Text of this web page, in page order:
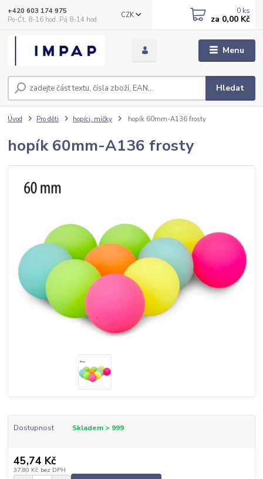
Menu
CZK
Hledat
+420 603 174 975
Po-Čt, 8-16 hod. Pá 8-14 hod.
0 ks
za 0,00 Kč
Úvod Pro děti hopíci, míčky hopík 60mm-A136 frosty
hopík 60mm-A136 frosty
Dostupnost Skladem > 999
45,74 Kč
37,80 Kč bez DPH